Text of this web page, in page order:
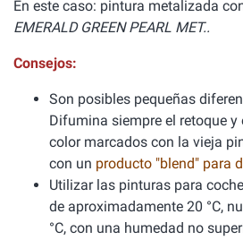
En este caso: pintura metalizada
EMERALD GREEN PEARL MET..
Consejos:
Son posibles pequeñas
Difumina siempre el retoque y
color marcados con la vieja
con un producto "blend" para
Utilizar las pinturas para
de aproximadamente 20 °C,
°C, con una humedad no